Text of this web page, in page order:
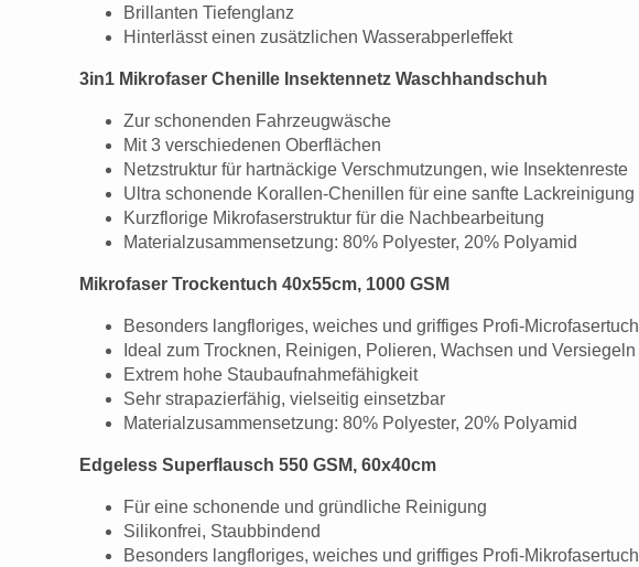
Brillanten Tiefenglanz
Hinterlässt einen zusätzlichen Wasserabperleffekt
3in1 Mikrofaser Chenille Insektennetz Waschhandschuh
Zur schonenden Fahrzeugwäsche
Mit 3 verschiedenen Oberflächen
Netzstruktur für hartnäckige Verschmutzungen, wie Insektenreste
Ultra schonende Korallen-Chenillen für eine sanfte Lackreinigung
Kurzflorige Mikrofaserstruktur für die Nachbearbeitung
Materialzusammensetzung: 80% Polyester, 20% Polyamid
Mikrofaser Trockentuch 40x55cm, 1000 GSM
Besonders langfloriges, weiches und griffiges Profi-Microfasertuch
Ideal zum Trocknen, Reinigen, Polieren, Wachsen und Versiegeln
Extrem hohe Staubaufnahmefähigkeit
Sehr strapazierfähig, vielseitig einsetzbar
Materialzusammensetzung: 80% Polyester, 20% Polyamid
Edgeless Superflausch 550 GSM, 60x40cm
Für eine schonende und gründliche Reinigung
Silikonfrei, Staubbindend
Besonders langfloriges, weiches und griffiges Profi-Mikrofasertuch